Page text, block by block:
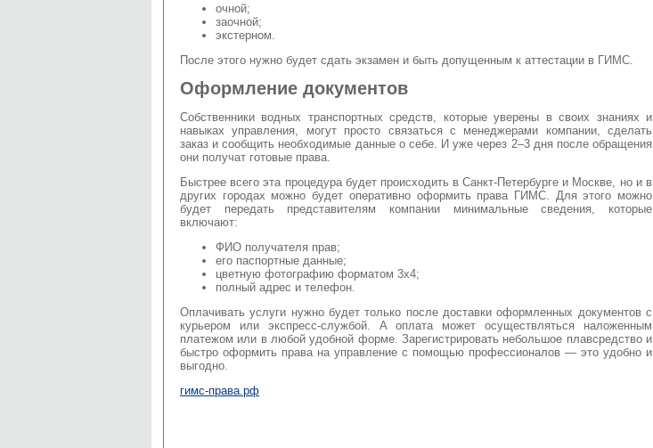
очной;
заочной;
экстерном.
После этого нужно будет сдать экзамен и быть допущенным к аттестации в ГИМС.
Оформление документов
Собственники водных транспортных средств, которые уверены в своих знаниях и
навыках управления, могут просто связаться с менеджерами компании, сделать
заказ и сообщить необходимые данные о себе. И уже через 2–3 дня после обращения
они получат готовые права.
Быстрее всего эта процедура будет происходить в Санкт-Петербурге и Москве, но и в
других городах можно будет оперативно оформить права ГИМС. Для этого можно
будет передать представителям компании минимальные сведения, которые
включают:
ФИО получателя прав;
его паспортные данные;
цветную фотографию форматом 3х4;
полный адрес и телефон.
Оплачивать услуги нужно будет только после доставки оформленных документов с
курьером или экспресс-службой. А оплата может осуществляться наложенным
платежом или в любой удобной форме. Зарегистрировать небольшое плавсредство и
быстро оформить права на управление с помощью профессионалов — это удобно и
выгодно.
гимс-права.рф